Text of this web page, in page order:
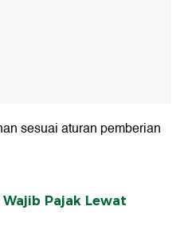
sesuai aturan pemberian
Pajak Lewat